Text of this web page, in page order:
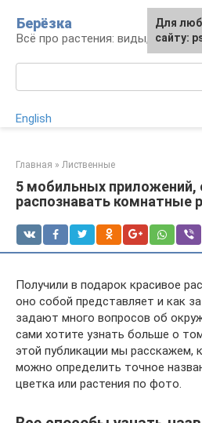
контенту
Берёзка
Всё про растения: виды,
English
Главная » Лиственные
5 мобильных приложений,
распознавать комнатные
Получили в подарок красивое
оно собой представляет и как
задают много вопросов об
сами хотите узнать больше о
этой публикации мы расскажем,
можно определить точное
цветка или растения по фото.
Для
сайту: